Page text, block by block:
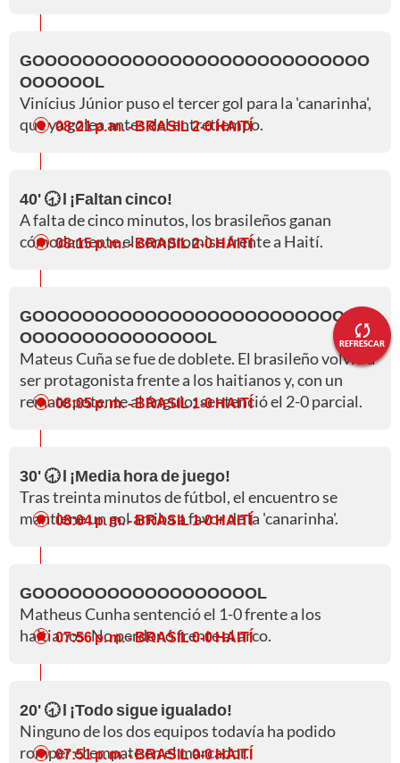
REFRESCAR
GOOOOOOOOOOOOOOOOOOOOOOOOOOO
OOOOOOL
Vinícius Júnior puso el tercer gol para la 'canarinha',
que ya golea antes del entretiempo.
08:21 p. m.- BRASIL 2-0 HAITÍ
40' 🕣 l ¡Faltan cinco!
A falta de cinco minutos, los brasileños ganan
cómodamente el compromiso frente a Haití.
08:15 p. m.- BRASIL 2-0 HAITÍ
GOOOOOOOOOOOOOOOOOOOOOOOOOOO
OOOOOOOOOOOOOOOL
Mateus Cuña se fue de doblete. El brasileño volvió a
ser protagonista frente a los haitianos y, con un
remate potente al ángulo; sentenció el 2-0 parcial.
08:05 p. m.- BRASIL 1-0 HAITÍ
30' 🕣 l ¡Media hora de juego!
Tras treinta minutos de fútbol, el encuentro se
mantiene un gol arriba a favor de la 'canarinha'.
08:04 p. m.- BRASIL 1-0 HAITÍ
GOOOOOOOOOOOOOOOOOOL
Matheus Cunha sentenció el 1-0 frente a los
haitianos. No perdonó frente al arco.
07:56 p. m.- BRASIL 0-0 HAITÍ
20' 🕣 l ¡Todo sigue igualado!
Ninguno de los dos equipos todavía ha podido
romper el empate en el marcador.
07:51 p. m.- BRASIL 0-0 HAITÍ